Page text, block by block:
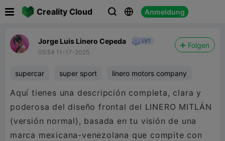
Creality Cloud   Anmeldung
Jorge Luis Linero Cepeda
05:54 11-17-2025
Folgen
supercar super sport linero motors company
Aquí tienes una descripción completa, clara y
poderosa del diseño frontal del LINERO MITLÁN
(versión normal), basada en tu visión de una
marca mexicana-venezolana que compite con